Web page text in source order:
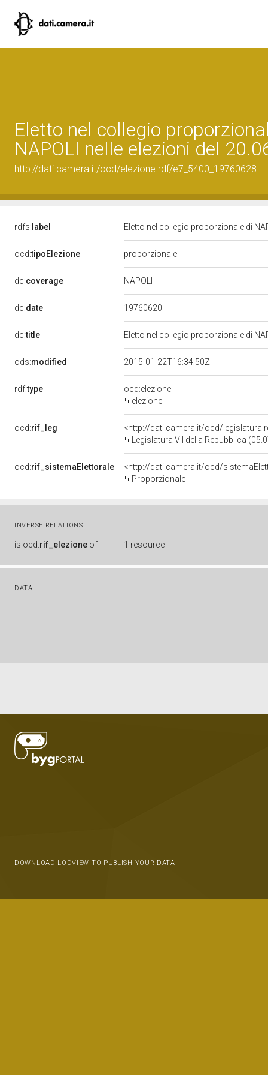
Eletto nel collegio
NAPOLI nelle elezioni del
http://dati.camera.it/ocd/elezione.rdf/e7_5400_19760628
rdfs: label Eletto nel collegio proporzionale di
ocd:tipoElezione proporzionale
dc:coverage NAPOLI
dc:date 19760620
dc:title Eletto nel collegio proporzionale di
ods:modified 2015-01-22T16:34:50Z
rdf:type
ocd:elezione
elezione
ocd:rif_leg
<http://dati.camera.it/ocd/
Legislatura VII della Repubblica
ocd:rif_sistemaElettorale
<http://dati.camera.it/ocd/
Proporzionale
INVERSE RELATIONS
is ocd:rif_elezione of 1 resource
DATA
DOWNLOAD LODVIEW TO PUBLISH YOUR DATA